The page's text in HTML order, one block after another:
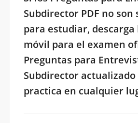
Subdirector PDF no
para estudiar,
móvil para el examen
Preguntas para
Subdirector actualizado
practica en cualquier